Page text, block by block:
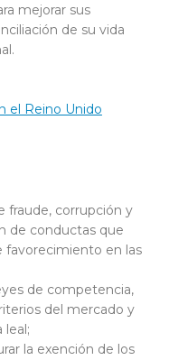
mejorar sus
de su vida
el Reino Unido
fraude, corrupción y
de conductas que
favorecimiento en las
de competencia,
del mercado y
la exención de los